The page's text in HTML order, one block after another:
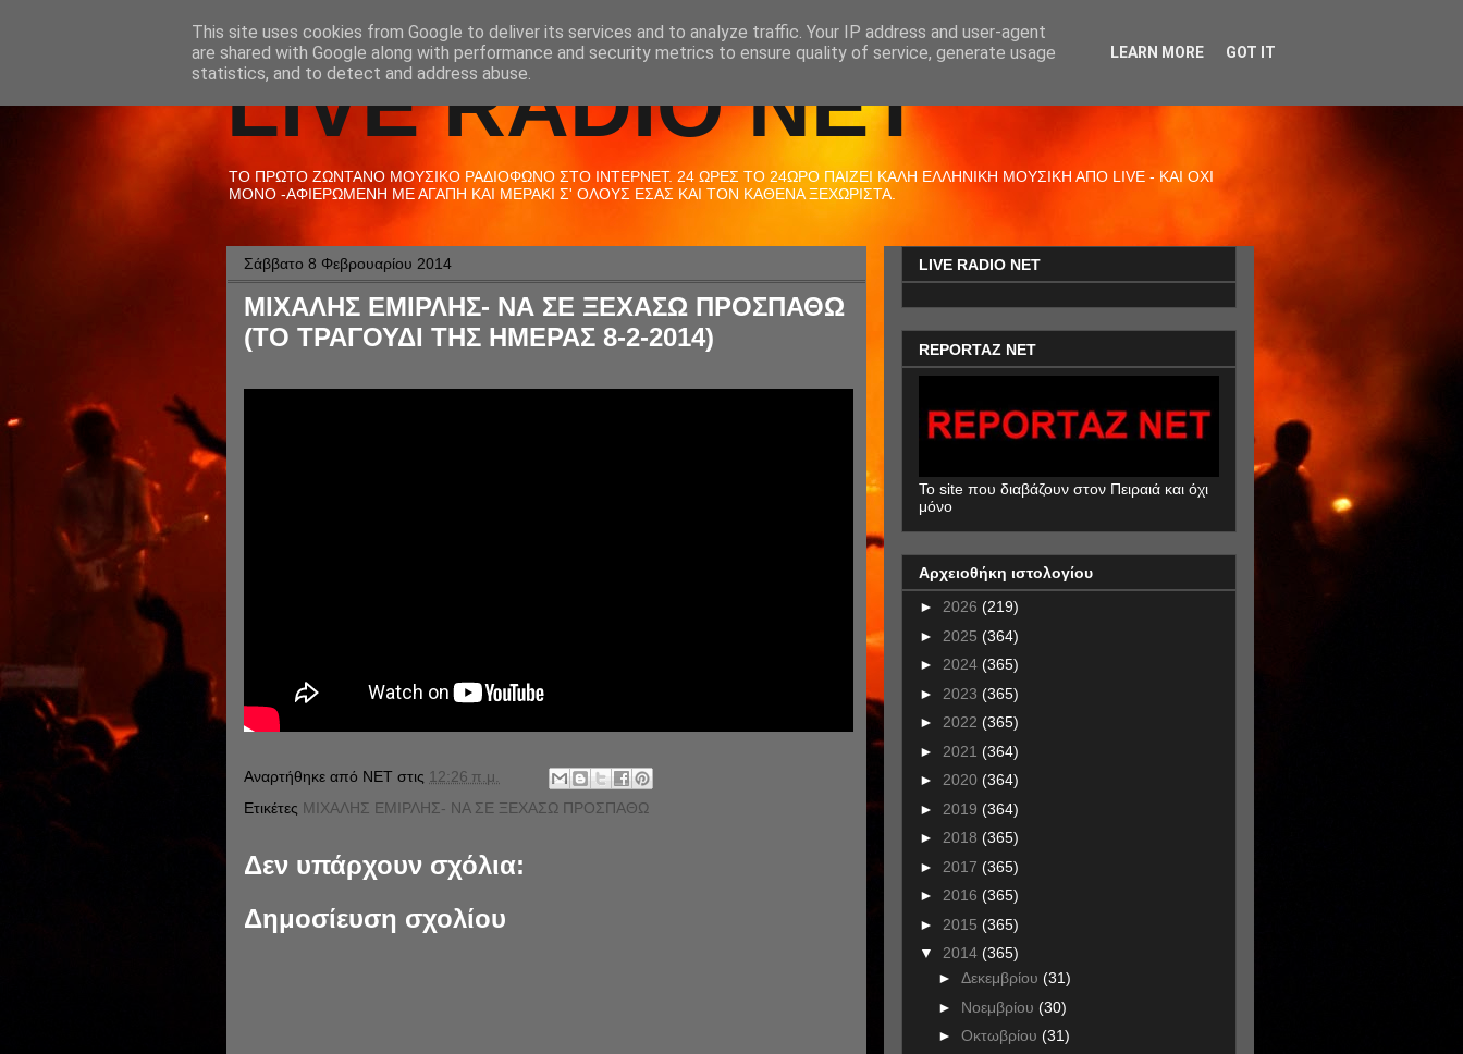
LIVE RADIO NET
ΤΟ ΠΡΩΤΟ ΖΩΝΤΑΝΟ ΜΟΥΣΙΚΟ ΡΑΔΙΟΦΩΝΟ ΣΤΟ ΙΝΤΕΡΝΕΤ. 24 ΩΡΕΣ ΤΟ 24ΩΡΟ ΠΑΙΖΕΙ ΚΑΛΗ ΕΛΛΗΝΙΚΗ ΜΟΥΣΙΚΗ ΑΠΟ LIVE - ΚΑΙ ΟΧΙ
ΜΟΝΟ -ΑΦΙΕΡΩΜΕΝΗ ΜΕ ΑΓΑΠΗ ΚΑΙ ΜΕΡΑΚΙ Σ' ΟΛΟΥΣ ΕΣΑΣ ΚΑΙ ΤΟΝ ΚΑΘΕΝΑ ΞΕΧΩΡΙΣΤΑ.
Σάββατο 8 Φεβρουαρίου 2014
ΜΙΧΑΛΗΣ ΕΜΙΡΛΗΣ- ΝΑ ΣΕ ΞΕΧΑΣΩ ΠΡΟΣΠΑΘΩ
(ΤΟ ΤΡΑΓΟΥΔΙ ΤΗΣ ΗΜΕΡΑΣ 8-2-2014)
Αναρτήθηκε από NET στις 12:26 π.μ.
Ετικέτες ΜΙΧΑΛΗΣ ΕΜΙΡΛΗΣ- ΝΑ ΣΕ ΞΕΧΑΣΩ ΠΡΟΣΠΑΘΩ
Δεν υπάρχουν σχόλια:
Δημοσίευση σχολίου
LIVE RADIO NET
REPORTAZ NET
To site που διαβάζουν στον Πειραιά και όχι
μόνο
Αρχειοθήκη ιστολογίου
► 2026 (219)
► 2025 (364)
► 2024 (365)
► 2023 (365)
► 2022 (365)
► 2021 (364)
► 2020 (364)
► 2019 (364)
► 2018 (365)
► 2017 (365)
► 2016 (365)
► 2015 (365)
▼ 2014 (365)
► Δεκεμβρίου (31)
► Νοεμβρίου (30)
► Οκτωβρίου (31)
This site uses cookies from Google to deliver its services and to analyze traffic. Your IP address and user-agent
are shared with Google along with performance and security metrics to ensure quality of service, generate usage
statistics, and to detect and address abuse.
LEARN MORE GOT IT